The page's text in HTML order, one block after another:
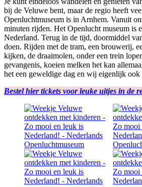
bij de Veluwe bent, maar de regio heeft
Openluchtmuseum is in Arnhem. Vanuit
minuten rijden. Het Openlucht museum is
Nederland. Terug in de tijd, doormiddel
doen. Rijden met de tram, een brouwerij,
kijken, de draaimolen, onder een trein
gevangenis, koeien melken het kan
het een geweldige dag en wij eigenlijk ook
Bestel hier tickets voor leuke uitjes in de